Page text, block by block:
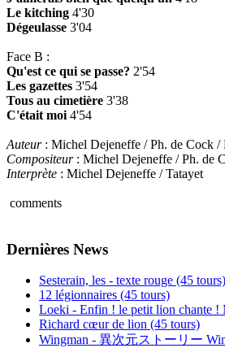
Le kitching 4'30
Dégeulasse 3'04
Face B :
Qu'est ce qui se passe? 2'54
Les gazettes 3'54
Tous au cimetière 3'38
C'était moi 4'54
Auteur: Michel Dejeneffe / Ph. de Cock /
Compositeur: Michel Dejeneffe / Ph. de
Interprète : Michel Dejeneffe / Tatayet
comments
Dernières News
Sesterain, les - texte rouge (45 tours)
12 légionnaires (45 tours)
Loeki - Enfin ! le petit lion chante !
Richard cœur de lion (45 tours)
Wingman - 異次元ストーリー